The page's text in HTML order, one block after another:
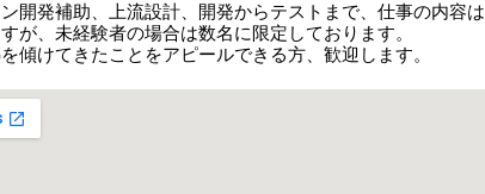
開発補助、上流設計、開発からテストまで、仕事の内容は
が、未経験者の場合は数名に限定しております。
傾けてきたことをアピールできる方、歓迎します。